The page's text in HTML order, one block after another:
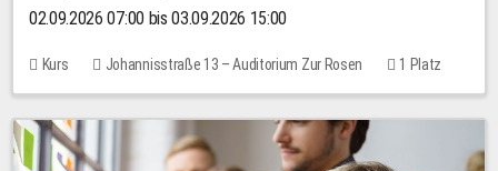
02.09.2026 07:00 bis 03.09.2026 15:00
Kurs Johannisstraße 13 – Auditorium Zur Rosen 1 Platz